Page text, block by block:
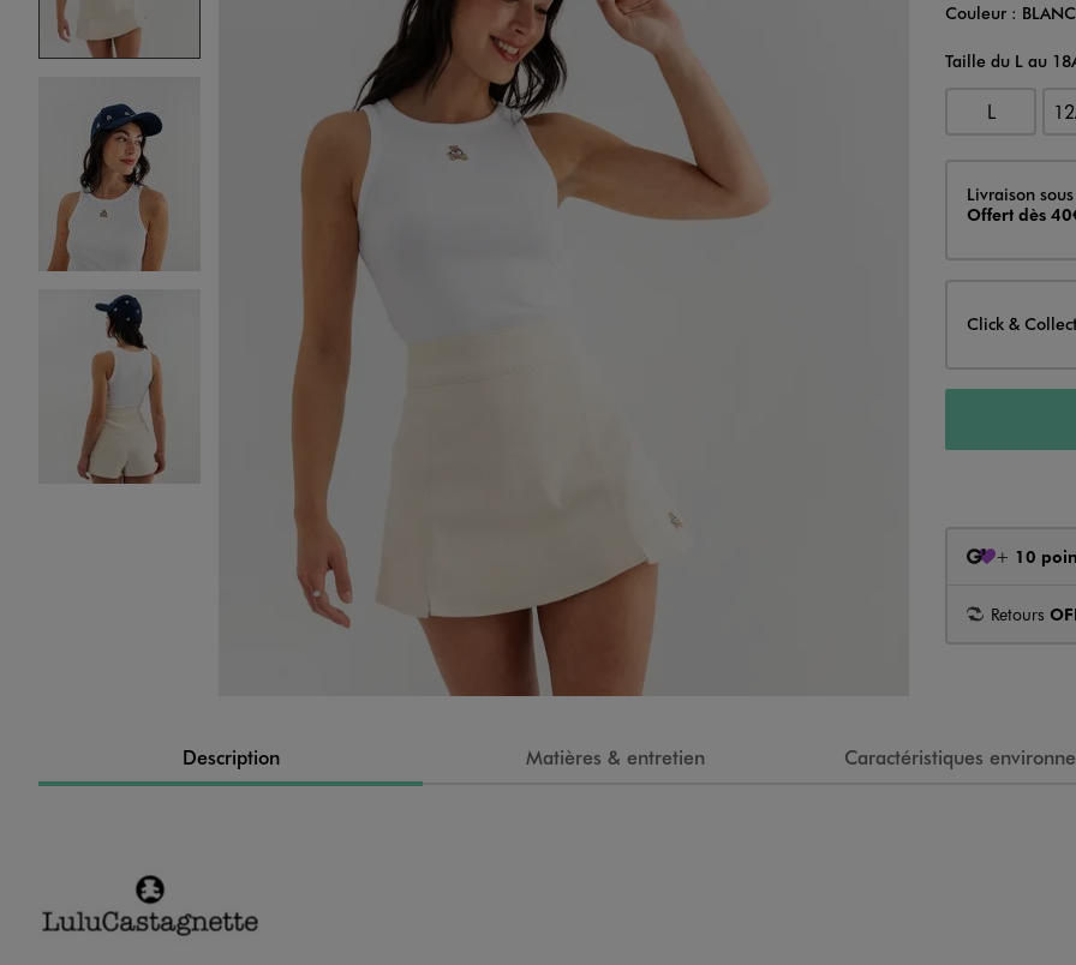
Couleur
Couleur : BLANC
Taille du L au
L
Livraison
Livraison
Offert dès
Click &
+ 10
Retours
Description Matières & entretien Caractéristiques